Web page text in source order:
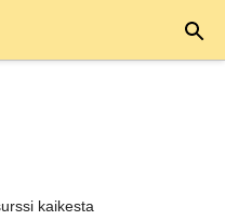
kaikesta